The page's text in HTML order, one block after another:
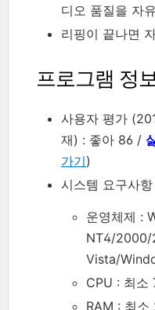
디오 품질을 자
리핑이 끝나면
프로그램 정보
사용자 평가
재) : 좋아 86 /
가기)
시스템 요구사항
운영체제 :
NT4/2000/
Vista/
CPU : 최소
RAM : 최